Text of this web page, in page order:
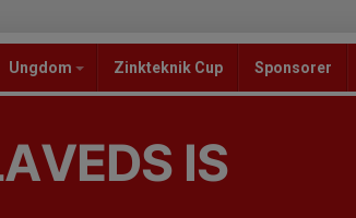
Ungdom Zinkteknik Cup Sponsorer
IS